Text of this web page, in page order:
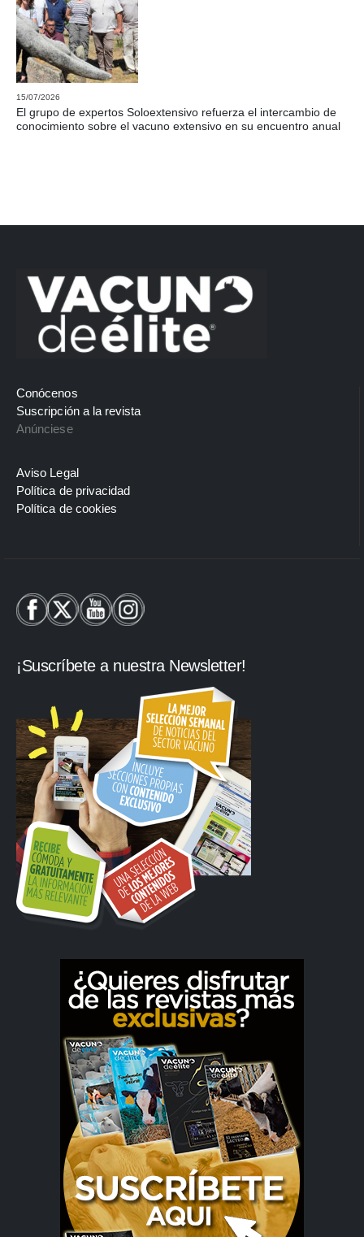
15/07/2026
El grupo de expertos Soloextensivo refuerza el intercambio de
conocimiento sobre el vacuno extensivo en su encuentro anual
Conócenos
Suscripción a la revista
Anúnciese
Aviso Legal
Política de privacidad
Política de cookies
¡Suscríbete a nuestra Newsletter!